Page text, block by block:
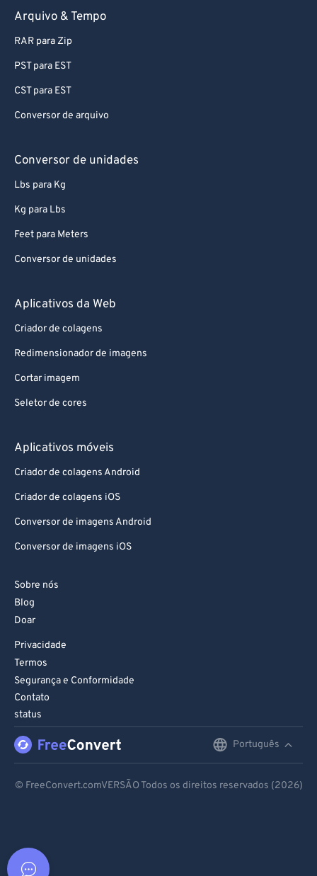
Arquivo & Tempo
RAR para Zip
PST para EST
CST para EST
Conversor de arquivo
Conversor de unidades
Lbs para Kg
Kg para Lbs
Feet para Meters
Conversor de unidades
Aplicativos da Web
Criador de colagens
Redimensionador de imagens
Cortar imagem
Seletor de cores
Aplicativos móveis
Criador de colagens Android
Criador de colagens iOS
Conversor de imagens Android
Conversor de imagens iOS
Sobre nós
Blog
Doar
Privacidade
Termos
Segurança e Conformidade
Contato
status
Português
© FreeConvert.comVERSÃO Todos os direitos reservados (2026)